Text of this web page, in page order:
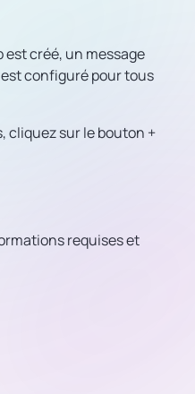
créé, un message
configuré pour tous
cliquez sur le bouton +
requises et